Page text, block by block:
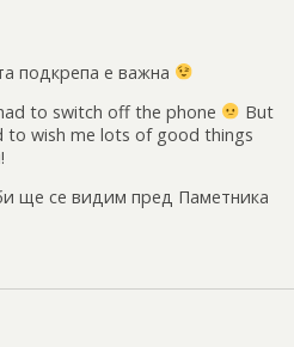
подкрепа е важна
to switch off the phone
But
to wish me lots of good things
ще се видим пред Паметника